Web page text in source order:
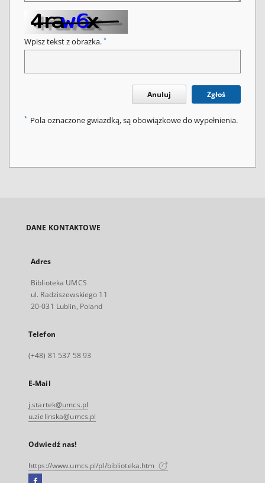
Wpisz tekst z obrazka. *
Anuluj Zgłoś
* Pola oznaczone gwiazdką, są obowiązkowe do wypełnienia.
DANE KONTAKTOWE
Adres
Biblioteka UMCS
ul. Radziszewskiego 11
20-031 Lublin, Poland
Telefon
(+48) 81 537 58 93
E-Mail
j.startek@umcs.pl
u.zielinska@umcs.pl
Odwiedź nas!
https://www.umcs.pl/pl/biblioteka.htm
Facebook